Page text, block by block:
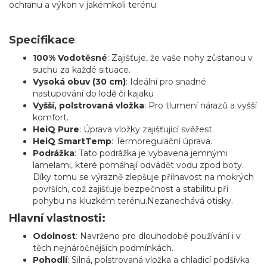
ochranu a výkon v jakémkoli terénu.
Specifikace:
100% Vodotěsné: Zajišťuje, že vaše nohy zůstanou v
suchu za každé situace.
Vysoká obuv (30 cm): Ideální pro snadné
nastupování do lodě či kajaku
Vyšší, polstrovaná vložka: Pro tlumení nárazů a vyšší
komfort.
HeiQ Pure: Úprava vložky zajišťující svěžest.
HeiQ SmartTemp: Termoregulační úprava.
Podrážka: Tato podrážka je vybavena jemnými
lamelami, které pomáhají odvádět vodu zpod boty.
Díky tomu se výrazně zlepšuje přilnavost na mokrých
površích, což zajišťuje bezpečnost a stabilitu při
pohybu na kluzkém terénu.Nezanechává otisky.
Hlavní vlastnosti:
Odolnost: Navrženo pro dlouhodobé používání i v
těch nejnáročnějších podmínkách.
Pohodlí: Silná, polstrovaná vložka a chladicí podšívka